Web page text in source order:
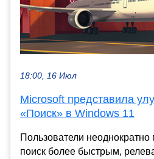
18:00, 16 Июл
Microsoft представила
«Поиск» в Windows 11
Пользователи неоднократно
поиск более быстрым,